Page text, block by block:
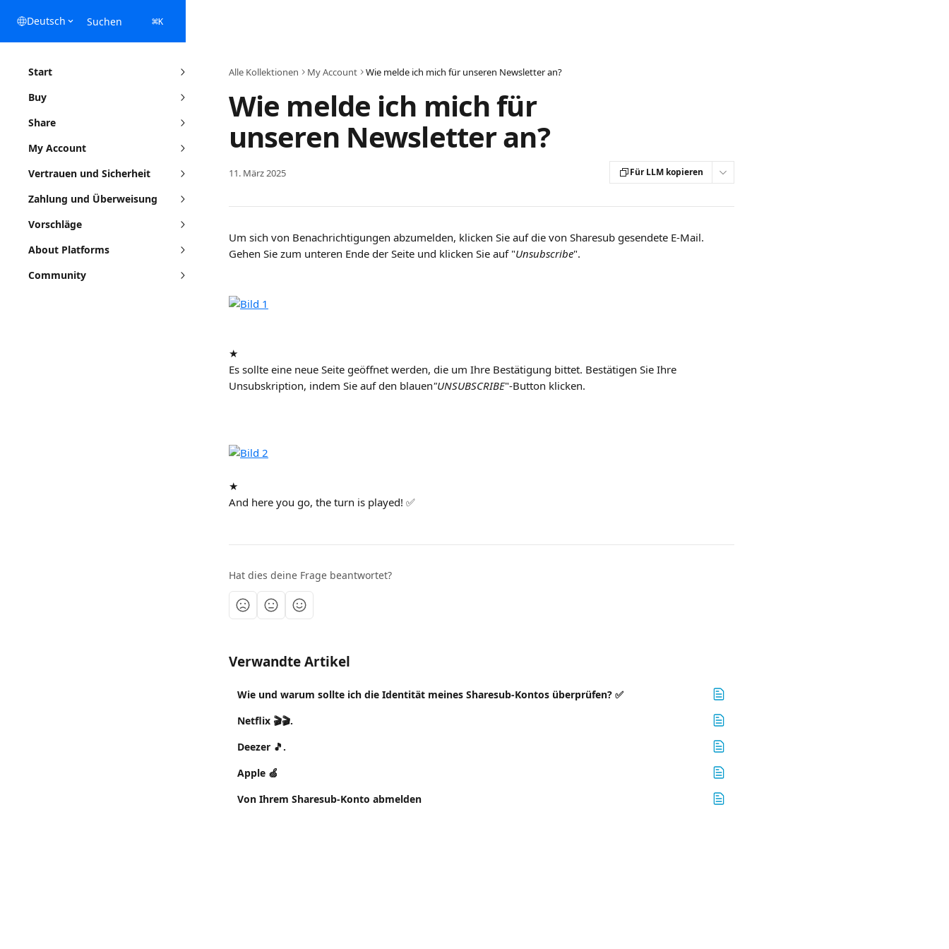
Deutsch Suchen ⌘K
Start
Buy
Share
My Account
Vertrauen und Sicherheit
Zahlung und Überweisung
Vorschläge
About Platforms
Community
Alle Kollektionen My Account Wie melde ich mich für unseren Newsletter an?
Wie melde ich mich für
unseren Newsletter an?
11. März 2025 Für LLM kopieren
Um sich von Benachrichtigungen abzumelden, klicken Sie auf die von Sharesub gesendete E-Mail.
Gehen Sie zum unteren Ende der Seite und klicken Sie auf "Unsubscribe".
★
Es sollte eine neue Seite geöffnet werden, die um Ihre Bestätigung bittet. Bestätigen Sie Ihre
Unsubskription, indem Sie auf den blauen"UNSUBSCRIBE"-Button klicken.
★
And here you go, the turn is played! ✅
Hat dies deine Frage beantwortet?
Verwandte Artikel
Wie und warum sollte ich die Identität meines Sharesub-Kontos überprüfen? ✅
Netflix 🎬🎬.
Deezer 🎵.
Apple 🍏
Von Ihrem Sharesub-Konto abmelden